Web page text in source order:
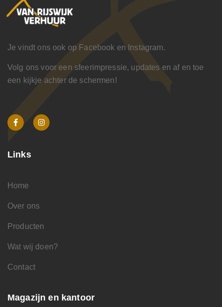
Je vindt ons ook op Facebook en Instagram.
Volg ons voor een sfeerimpressie, updates en af en toe
een kijkje achter de schermen!
Links
Home
Over ons
Producten
Wat wij doen?
Contact
Magazijn en kantoor